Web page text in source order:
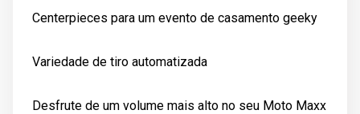
Centerpieces para um evento de casamento geeky
Variedade de tiro automatizada
Desfrute de um volume mais alto no seu Moto Maxx